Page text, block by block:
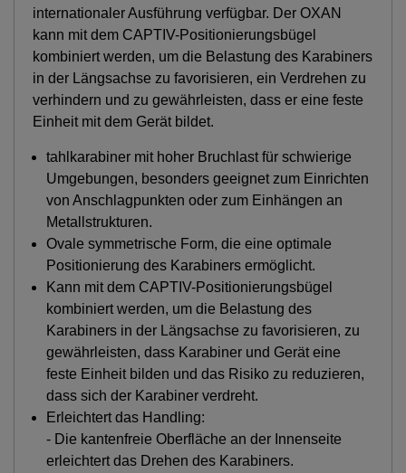
internationaler Ausführung verfügbar. Der OXAN
kann mit dem CAPTIV-Positionierungsbügel
kombiniert werden, um die Belastung des Karabiners
in der Längsachse zu favorisieren, ein Verdrehen zu
verhindern und zu gewährleisten, dass er eine feste
Einheit mit dem Gerät bildet.
tahlkarabiner mit hoher Bruchlast für schwierige
Umgebungen, besonders geeignet zum Einrichten
von Anschlagpunkten oder zum Einhängen an
Metallstrukturen.
Ovale symmetrische Form, die eine optimale
Positionierung des Karabiners ermöglicht.
Kann mit dem CAPTIV-Positionierungsbügel
kombiniert werden, um die Belastung des
Karabiners in der Längsachse zu favorisieren, zu
gewährleisten, dass Karabiner und Gerät eine
feste Einheit bilden und das Risiko zu reduzieren,
dass sich der Karabiner verdreht.
Erleichtert das Handling:
- Die kantenfreie Oberfläche an der Innenseite
erleichtert das Drehen des Karabiners.